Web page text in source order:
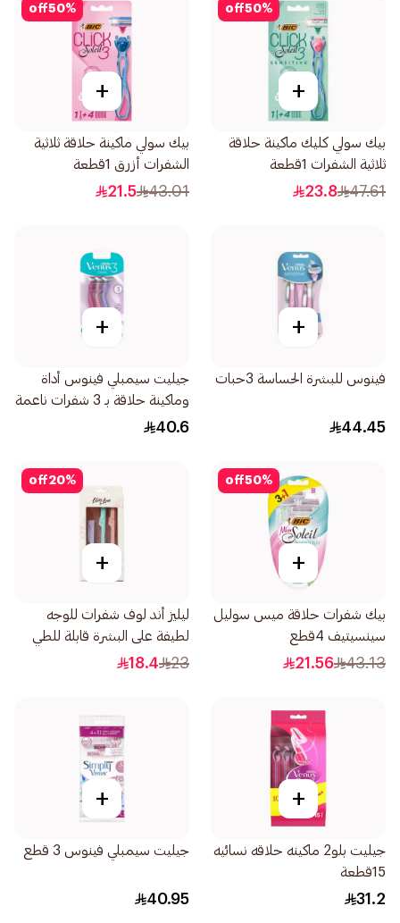
50%
off
+
بيك سولي كليك ماكينة حلاقة
ثلاثية الشفرات 1قطعة
47.61
23.8
50%
off
+
بيك سولي ماكينة حلاقة ثلاثية
الشفرات أزرق 1قطعة
43.01
21.5
+
فينوس للبشرة الحساسة 3حبات
44.45
+
جيليت سيمبلي فينوس أداة
وماكينة حلاقة بـ 3 شفرات ناعمة
3قطعة
40.6
50%
off
+
بيك شفرات حلاقة ميس سوليل
سينسيتيف 4قطع
43.13
21.56
20%
off
+
ليليز أند لوف شفرات للوجه
لطيفة على البشرة قابلة للطي
1صندوق
23
18.4
+
جيليت بلو2 ماكينه حلاقه نسائيه
15قطعة
31.2
+
جيليت سيمبلي فينوس 3 قطع
40.95